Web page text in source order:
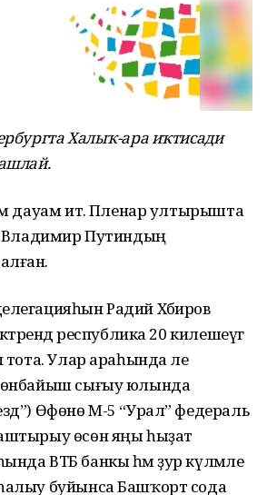
Халыҡ-ара иҡтисади
дауам итә. Пленар ултырышта
Владимир Путиндың
Радий Хәбиров
республика 20 килешеүгә
тота. Улар араһында әле
сығыу юлында
Өфөнө М-5 “Урал” федераль
өсөн яңы һыҙат
ВТБ банкы һәм ҙур күләмле
буйынса Башҡорт сода